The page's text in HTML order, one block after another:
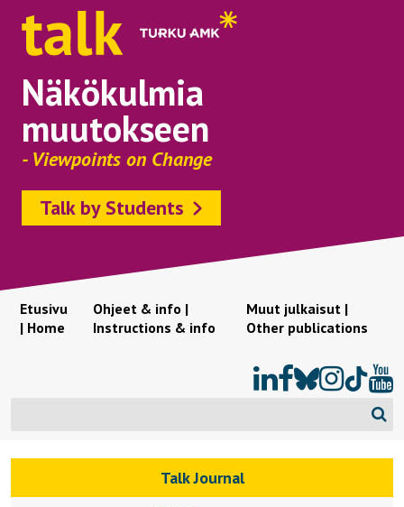
Näkökulmia
muutokseen
- Viewpoints on Change
Talk by Students
Etusivu
| Home
Ohjeet & info |
Instructions & info
Muut julkaisut |
Other publications
Talk Journal